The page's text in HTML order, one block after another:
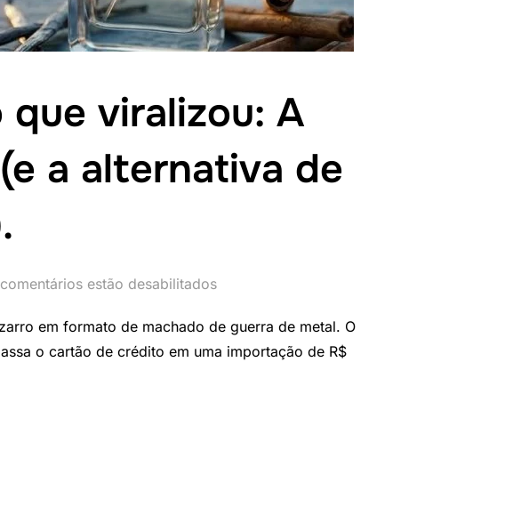
viralizou: A
a alternativa de
estão desabilitados
em formato de machado de guerra de metal. O
o cartão de crédito em uma importação de R$
DE GUERREIRO QUE VIRALIZOU: A VERDADE SOBRE O SAVASCI (E A